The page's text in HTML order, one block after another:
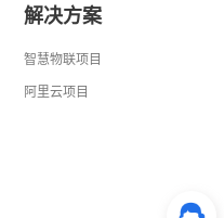
解决方案
智慧物联项目
阿里云项目